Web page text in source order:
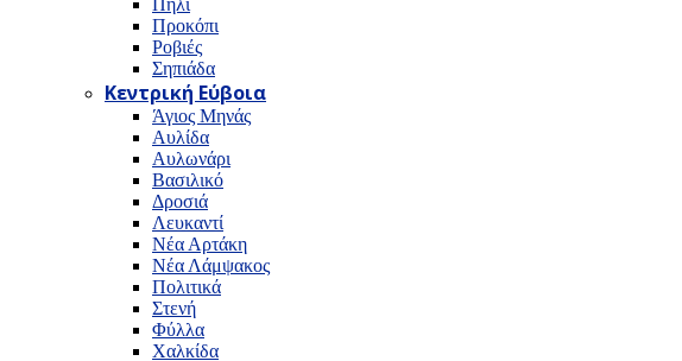
Πήλι
Προκόπι
Ροβιές
Σηπιάδα
Κεντρική Εύβοια
Άγιος Μηνάς
Αυλίδα
Αυλωνάρι
Βασιλικό
Δροσιά
Λευκαντί
Νέα Αρτάκη
Νέα Λάμψακος
Πολιτικά
Στενή
Φύλλα
Χαλκίδα